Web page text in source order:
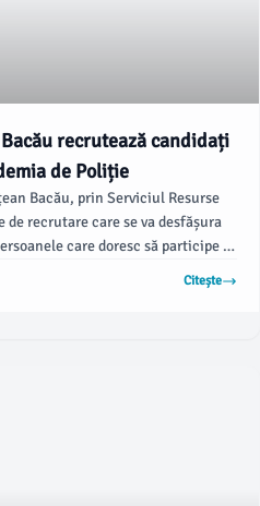
recrutează candidați
de Poliție
Bacău, prin Serviciul Resurse
de recrutare care se va desfășura
care doresc să participe la
de Poliție „Alexandru Ioan Cuza”
Citește